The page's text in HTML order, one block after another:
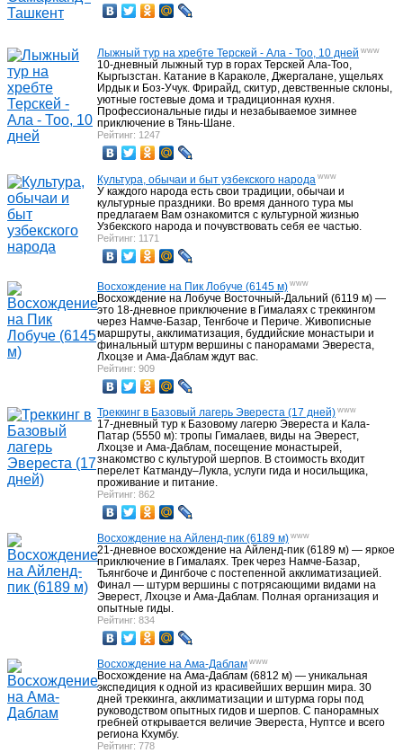
Трековые пики Непала 10
Активный отдых Китай
Треки, туры Тибет 5
Восхождения Тибет 5
Треки, восхождения Пакистан 7
Музеи Узбекистана 45
Достопримечательности Самарканда
Достопримечательности Бухары
Достопримечательности Ташкента
Исторические памятники Узбекистана 4
Гостиницы Узбекистана 40
Лыжный тур на хребте Терскей - Ала - Тоо, 10 дней www
10-дневный лыжный тур в горах Терскей Ала-Тоо,
Кыргызстан. Катание в Караколе, Джергалане, ущельях
Ирдык и Боз-Учук. Фрирайд, скитур, девственные склоны,
уютные гостевые дома и традиционная кухня.
Профессиональные гиды и незабываемое зимнее
приключение в Тянь-Шане.
Рейтинг: 1247
Культура, обычаи и быт узбекского народа www
У каждого народа есть свои традиции, обычаи и
культурные праздники. Во время данного тура мы
предлагаем Вам ознакомится с культурной жизнью
Узбекского народа и почувствовать себя ее частью.
Рейтинг: 1171
Восхождение на Пик Лобуче (6145 м) www
Восхождение на Лобуче Восточный-Дальний (6119 м) —
это 18-дневное приключение в Гималаях с треккингом
через Намче-Базар, Тенгбоче и Периче. Живописные
маршруты, акклиматизация, буддийские монастыри и
финальный штурм вершины с панорамами Эвереста,
Лхоцзе и Ама-Даблам ждут вас.
Рейтинг: 909
Треккинг в Базовый лагерь Эвереста (17 дней) www
17-дневный тур к Базовому лагерю Эвереста и Кала-
Патар (5550 м): тропы Гималаев, виды на Эверест,
Лхоцзе и Ама-Даблам, посещение монастырей,
знакомство с культурой шерпов. В стоимость входит
перелет Катманду–Лукла, услуги гида и носильщика,
проживание и питание.
Рейтинг: 862
Восхождение на Айленд-пик (6189 м) www
21-дневное восхождение на Айленд-пик (6189 м) — яркое
приключение в Гималаях. Трек через Намче-Базар,
Тьянгбоче и Дингбоче с постепенной акклиматизацией.
Финал — штурм вершины с потрясающими видами на
Эверест, Лхоцзе и Ама-Даблам. Полная организация и
опытные гиды.
Рейтинг: 834
Восхождение на Ама-Даблам www
Восхождение на Ама-Даблам (6812 м) — уникальная
экспедиция к одной из красивейших вершин мира. 30
дней треккинга, акклиматизации и штурма горы под
руководством опытных гидов и шерпов. С панорамных
гребней открывается величие Эвереста, Нуптсе и всего
региона Кхумбу.
Рейтинг: 778